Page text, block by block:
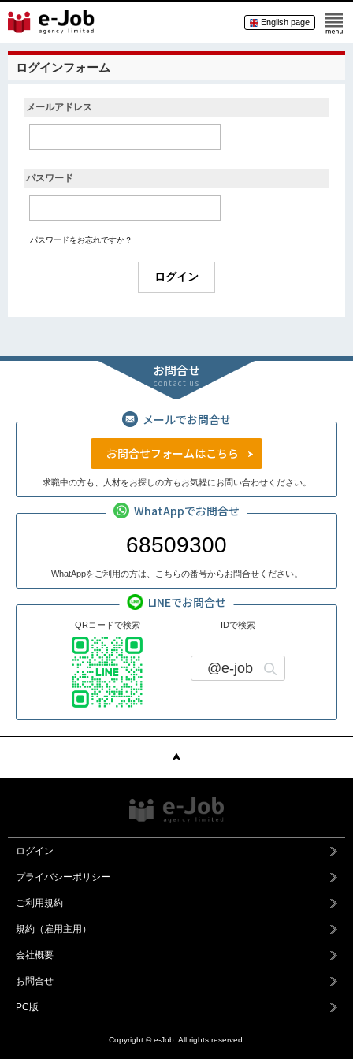
English page
ログインフォーム
メールアドレス
パスワード
パスワードをお忘れですか？
お問合せ
contact us
メールでお問合せ
お問合せフォームはこちら
求職中の方も、人材をお探しの方もお気軽にお問い合わせください。
WhatAppでお問合せ
68509300
WhatAppをご利用の方は、こちらの番号からお問合せください。
LINEでお問合せ
QRコードで検索 IDで検索
@e-job
ログイン
プライバシーポリシー
ご利用規約
規約（雇用主用）
会社概要
お問合せ
PC版
Copyright © e-Job. All rights reserved.